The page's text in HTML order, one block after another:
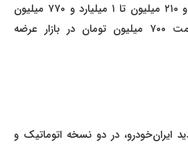
قیمت‌های بین ۱ میلیارد و ۲۱۰ میلیون تا ۱ میلیارد و ۷۷۰ میلیون
تومان و پژو ۲۰۶ با قیمت ۷۰۰ میلیون تومان در بازار عرضه
در دو نسخه اتوماتیک و